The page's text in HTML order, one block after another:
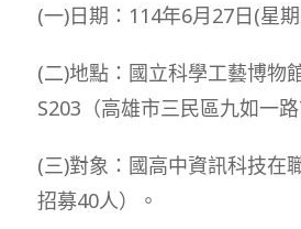
(一)日期：114年6月27日(星
(二)地點：國立科學工藝博物
S203（高雄市三民區九如一
(三)對象：國高中資訊科技在
招募40人）。